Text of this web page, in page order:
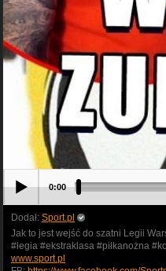
0:00
Dodał: Sport.pl
Jak to jest wejść do szatni Legii
#legia #ekstraklasa #piłkanożna
www.sport.pl